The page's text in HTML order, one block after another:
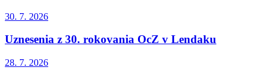
30. 7. 2026
Uznesenia z 30. rokovania OcZ v Lendaku
28. 7. 2026